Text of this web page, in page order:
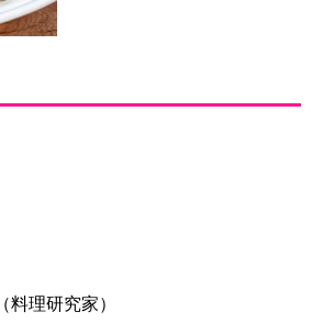
（料理研究家）